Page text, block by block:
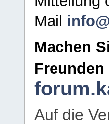
Mail
Machen
Auf die